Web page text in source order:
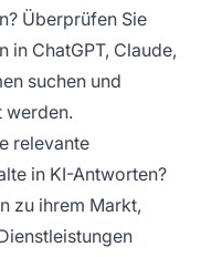
Überprüfen Sie
in ChatGPT, Claude,
suchen und
werden.
relevante
in KI-Antworten?
zu ihrem Markt,